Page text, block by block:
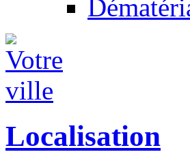
Localisation